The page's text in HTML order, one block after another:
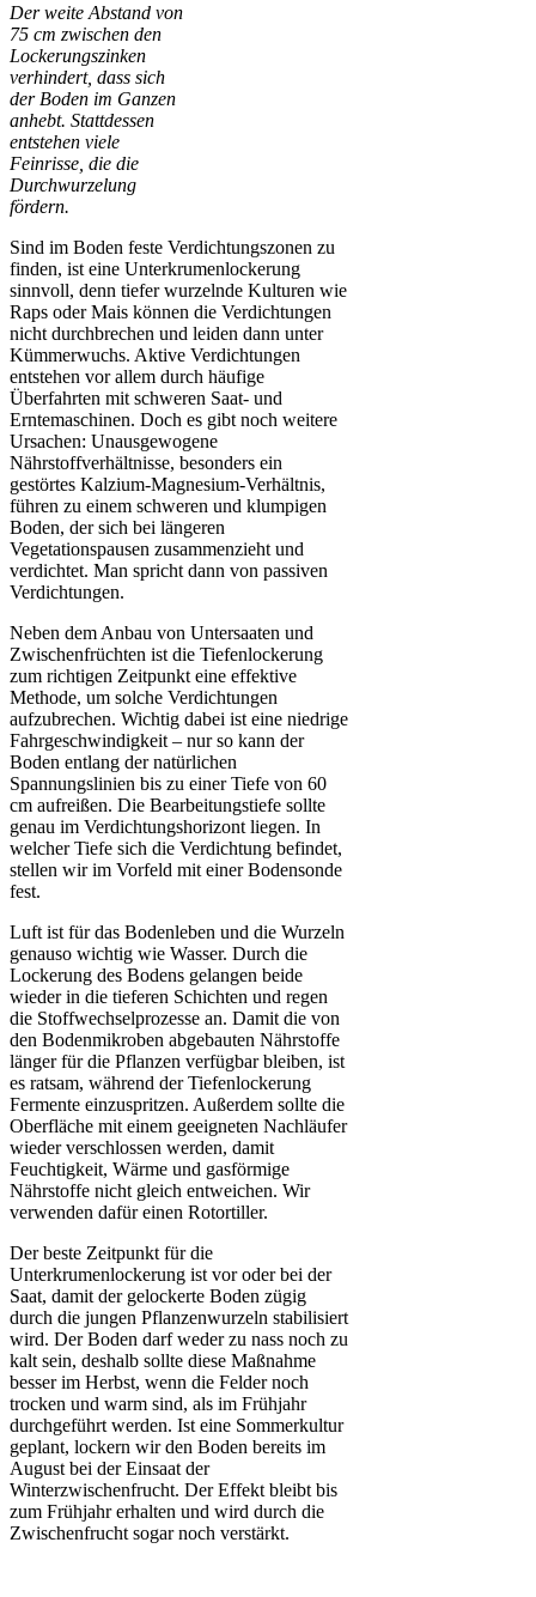
Der weite Abstand von
75 cm zwischen den
Lockerungszinken
verhindert, dass sich
der Boden im Ganzen
anhebt. Stattdessen
entstehen viele
Feinrisse, die die
Durchwurzelung
fördern.
Sind im Boden feste Verdichtungszonen zu
finden, ist eine Unterkrumenlockerung
sinnvoll, denn tiefer wurzelnde Kulturen wie
Raps oder Mais können die Verdichtungen
nicht durchbrechen und leiden dann unter
Kümmerwuchs. Aktive Verdichtungen
entstehen vor allem durch häufige
Überfahrten mit schweren Saat- und
Erntemaschinen. Doch es gibt noch weitere
Ursachen: Unausgewogene
Nährstoffverhältnisse, besonders ein
gestörtes Kalzium-Magnesium-Verhältnis,
führen zu einem schweren und klumpigen
Boden, der sich bei längeren
Vegetationspausen zusammenzieht und
verdichtet. Man spricht dann von passiven
Verdichtungen.
Neben dem Anbau von Untersaaten und
Zwischenfrüchten ist die Tiefenlockerung
zum richtigen Zeitpunkt eine effektive
Methode, um solche Verdichtungen
aufzubrechen. Wichtig dabei ist eine niedrige
Fahrgeschwindigkeit – nur so kann der
Boden entlang der natürlichen
Spannungslinien bis zu einer Tiefe von 60
cm aufreißen. Die Bearbeitungstiefe sollte
genau im Verdichtungshorizont liegen. In
welcher Tiefe sich die Verdichtung befindet,
stellen wir im Vorfeld mit einer Bodensonde
fest.
Luft ist für das Bodenleben und die Wurzeln
genauso wichtig wie Wasser. Durch die
Lockerung des Bodens gelangen beide
wieder in die tieferen Schichten und regen
die Stoffwechselprozesse an. Damit die von
den Bodenmikroben abgebauten Nährstoffe
länger für die Pflanzen verfügbar bleiben, ist
es ratsam, während der Tiefenlockerung
Fermente einzuspritzen. Außerdem sollte die
Oberfläche mit einem geeigneten Nachläufer
wieder verschlossen werden, damit
Feuchtigkeit, Wärme und gasförmige
Nährstoffe nicht gleich entweichen. Wir
verwenden dafür einen Rotortiller.
Der beste Zeitpunkt für die
Unterkrumenlockerung ist vor oder bei der
Saat, damit der gelockerte Boden zügig
durch die jungen Pflanzenwurzeln stabilisiert
wird. Der Boden darf weder zu nass noch zu
kalt sein, deshalb sollte diese Maßnahme
besser im Herbst, wenn die Felder noch
trocken und warm sind, als im Frühjahr
durchgeführt werden. Ist eine Sommerkultur
geplant, lockern wir den Boden bereits im
August bei der Einsaat der
Winterzwischenfrucht. Der Effekt bleibt bis
zum Frühjahr erhalten und wird durch die
Zwischenfrucht sogar noch verstärkt.